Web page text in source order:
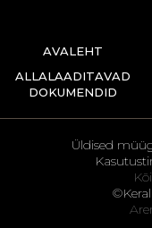
AVALEHT
ALLALAADITAVAD
DOKUMENDID
Üldised